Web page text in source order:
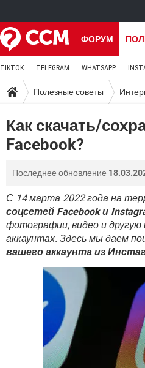
ФОРУМ
TIKTOK TELEGRAM WHATSAPP
Полезные советы
Как скачать/
Facebook?
Последнее обновление
С 14 марта 2022 года на
соцсетей Facebook и
фотографии, видео и
аккаунтах. Здесь мы даем
вашего аккаунта из